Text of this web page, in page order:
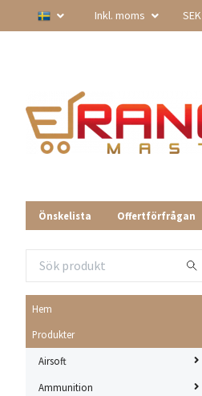
Inkl. moms SEK
Önskelista Offertförfrågan
Hem
Produkter
Airsoft
Ammunition